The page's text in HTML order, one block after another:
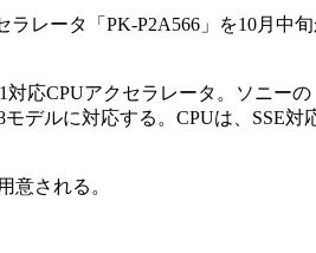
レータ「PK-P2A566」を10月中
応CPUアクセラレータ。ソニー
デルに対応する。CPUは、SSE対
意される。